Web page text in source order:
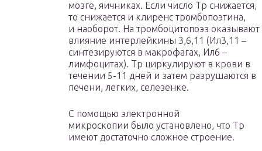
мозге, яичниках. Если число Тр снижается,
то снижается и клиренс тромбопоэтина,
и наоборот. На тромбоцитопоэз оказывают
влияние интерлейкины 3,6,11 (Ил3,11 –
синтезируются в макрофагах, Ил6 –
лимфоцитах). Тр циркулируют в крови в
течении 5-11 дней и затем разрушаются в
печени, легких, селезенке.
С помощью электронной
микроскопии было установлено, что Тр
имеют достаточно сложное строение.